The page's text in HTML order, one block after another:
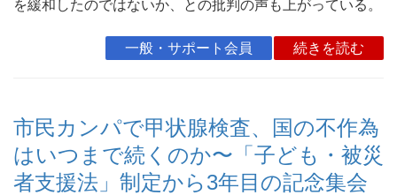
を緩和したのではないか、との批判の声も上がっている。
一般・サポート会員 続きを読む
市民カンパで甲状腺検査、国の不作為
はいつまで続くのか〜「子ども・被災
者支援法」制定から3年目の記念集会